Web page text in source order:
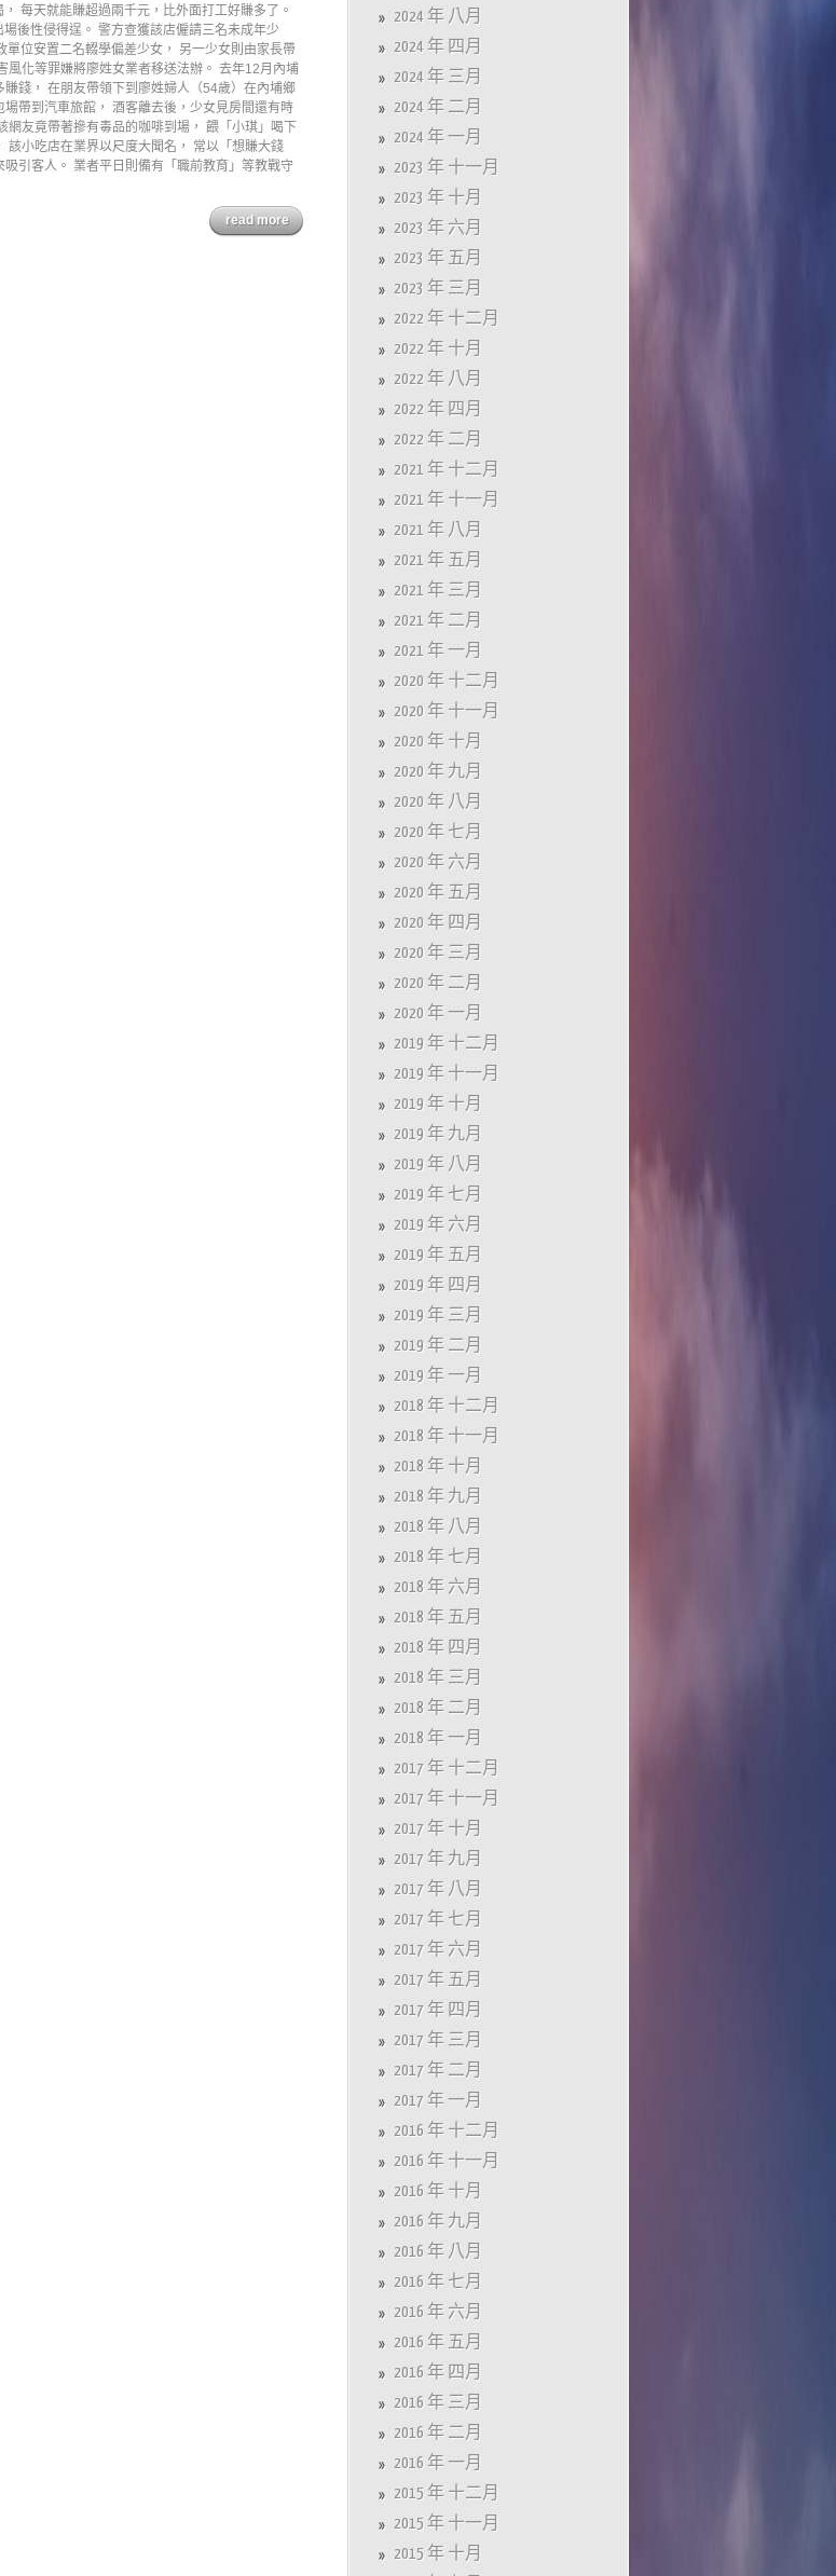
每天就能賺超過兩千元，比外面打工好賺多了。
場後性侵得逞。 警方查獲該店僱請三名未成年少
單位安置二名輟學偏差少女， 另一少女則由家長帶
風化等罪嫌將廖姓女業者移送法辦。 去年12月內埔
錢， 在朋友帶領下到廖姓婦人（54歲）在內埔鄉
帶到汽車旅館， 酒客離去後，少女見房間還有時
友竟帶著摻有毒品的咖啡到場， 餵「小琪」喝下
小吃店在業界以尺度大聞名， 常以「想賺大錢
引客人。 業者平日則備有「職前教育」等教戰守
read more
2024 年 八月
2024 年 四月
2024 年 三月
2024 年 二月
2024 年 一月
2023 年 十一月
2023 年 十月
2023 年 六月
2023 年 五月
2023 年 三月
2022 年 十二月
2022 年 十月
2022 年 八月
2022 年 四月
2022 年 二月
2021 年 十二月
2021 年 十一月
2021 年 八月
2021 年 五月
2021 年 三月
2021 年 二月
2021 年 一月
2020 年 十二月
2020 年 十一月
2020 年 十月
2020 年 九月
2020 年 八月
2020 年 七月
2020 年 六月
2020 年 五月
2020 年 四月
2020 年 三月
2020 年 二月
2020 年 一月
2019 年 十二月
2019 年 十一月
2019 年 十月
2019 年 九月
2019 年 八月
2019 年 七月
2019 年 六月
2019 年 五月
2019 年 四月
2019 年 三月
2019 年 二月
2019 年 一月
2018 年 十二月
2018 年 十一月
2018 年 十月
2018 年 九月
2018 年 八月
2018 年 七月
2018 年 六月
2018 年 五月
2018 年 四月
2018 年 三月
2018 年 二月
2018 年 一月
2017 年 十二月
2017 年 十一月
2017 年 十月
2017 年 九月
2017 年 八月
2017 年 七月
2017 年 六月
2017 年 五月
2017 年 四月
2017 年 三月
2017 年 二月
2017 年 一月
2016 年 十二月
2016 年 十一月
2016 年 十月
2016 年 九月
2016 年 八月
2016 年 七月
2016 年 六月
2016 年 五月
2016 年 四月
2016 年 三月
2016 年 二月
2016 年 一月
2015 年 十二月
2015 年 十一月
2015 年 十月